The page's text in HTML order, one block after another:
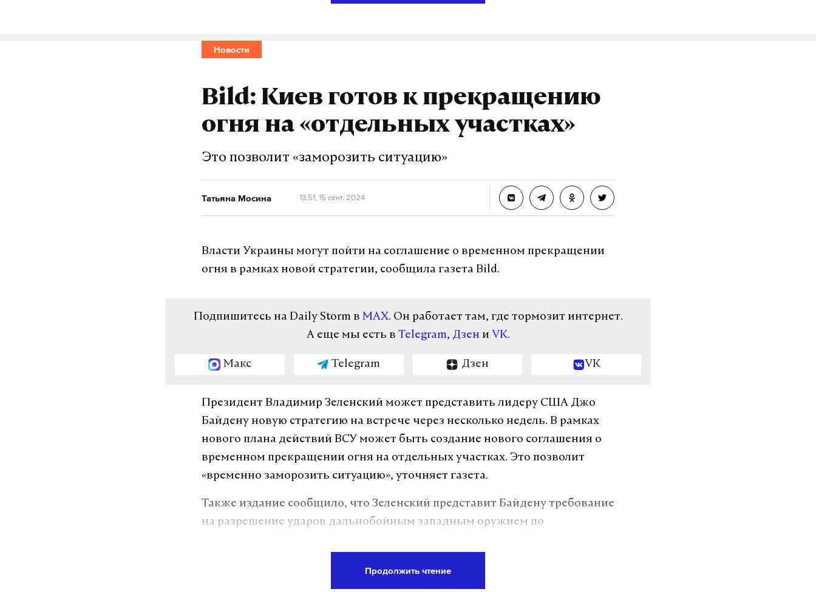
Татьяна Мосина
Новости
Bild: Киев готов к прекращению
огня на «отдельных участках»
Это позволит «заморозить ситуацию»
Татьяна Мосина 13:51, 15 сент. 2024
Власти Украины могут пойти на соглашение о временном прекращении
огня в рамках новой стратегии, сообщила газета Bild.
Подпишитесь на Daily Storm в MAX. Он работает там, где тормозит интернет.
А еще мы есть в Telegram, Дзен и VK.
Макс Telegram Дзен VK
Президент Владимир Зеленский может представить лидеру США Джо
Байдену новую стратегию на встрече через несколько недель. В рамках
нового плана действий ВСУ может быть создание нового соглашения о
временном прекращении огня на отдельных участках. Это позволит
«временно заморозить ситуацию», уточняет газета.
Также издание сообщило, что Зеленский представит Байдену требование
на разрешение ударов дальнобойным западным оружием по
Ранее СМИ сообщали, что во время встречи Зеленского
и госсекретаря США Энтони Блинкена президент Украины представил
Продолжить чтение